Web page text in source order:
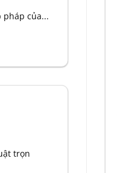
pháp của...
trọn